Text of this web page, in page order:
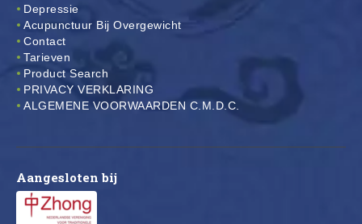
Depressie
Acupunctuur Bij Overgewicht
Contact
Tarieven
Product Search
PRIVACY VERKLARING
ALGEMENE VOORWAARDEN C.M.D.C.
Aangesloten bij